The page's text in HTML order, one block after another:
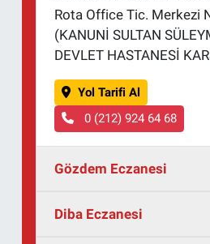
Rota Office Tic. Merkezi
(KANUNİ SULTAN
DEVLET HASTANESİ
Yol Tarifi Al
0 (212) 924 64 68
Gözdem Eczanesi
Diba Eczanesi